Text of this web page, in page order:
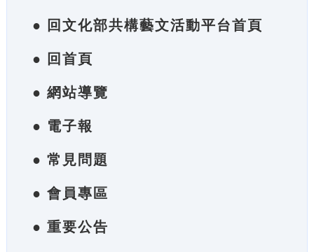
● 回文化部共構藝文活動平台首頁
● 回首頁
● 網站導覽
● 電子報
● 常見問題
● 會員專區
● 重要公告